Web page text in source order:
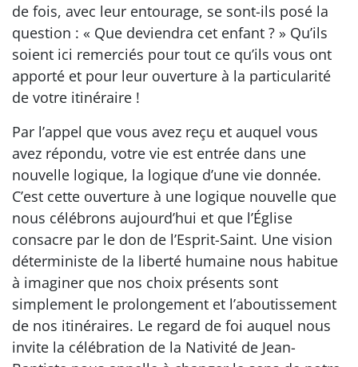
de fois, avec leur entourage, se sont-ils posé la
question : « Que deviendra cet enfant ? » Qu’ils
soient ici remerciés pour tout ce qu’ils vous ont
apporté et pour leur ouverture à la particularité
de votre itinéraire !
Par l’appel que vous avez reçu et auquel vous
avez répondu, votre vie est entrée dans une
nouvelle logique, la logique d’une vie donnée.
C’est cette ouverture à une logique nouvelle que
nous célébrons aujourd’hui et que l’Église
consacre par le don de l’Esprit-Saint. Une vision
déterministe de la liberté humaine nous habitue
à imaginer que nos choix présents sont
simplement le prolongement et l’aboutissement
de nos itinéraires. Le regard de foi auquel nous
invite la célébration de la Nativité de Jean-